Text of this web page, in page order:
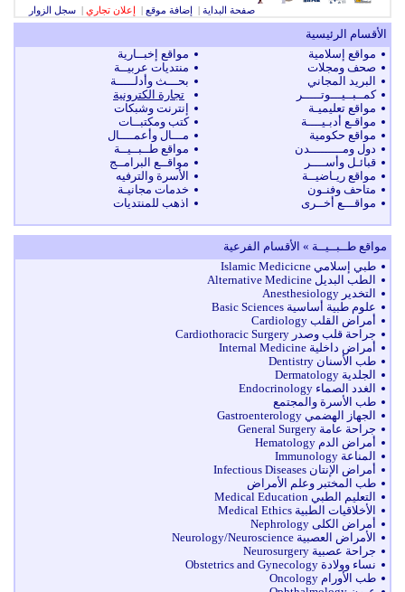
صفحة البداية | إضافة موقع | إعلان تجاري | سجل الزوار
الأقسام الرئيسية
مواقع إسلامية
صحف ومجلات
البريد المجاني
كمــبــيـــوتـــــر
مواقع تعليميـة
مواقـع أدبـيــــة
مواقع حكومية
دول ومـــــــــدن
قبائـل وأســــر
مواقع ريـاضيــة
متاحف وفنـون
مواقـــع أخــرى
مواقع إخبــارية
منتديات عربيــة
بحـــث وأدلـــــة
تجارة الكترونية
إنترنت وشبكات
كتب ومكتبــات
مـــال وأعمــــال
مواقع طــبــيــة
مواقــع البرامــج
الأسرة والترفيه
خدمات مجانيـة
اذهب للمنتديات
مواقع طــبــيــة » الأقسام الفرعية
طبي إسلامي Islamic Medicicne
الطب البديل Alternative Medicine
التخدير Anesthesiology
علوم طبية أساسية Basic Sciences
أمراض القلب Cardiology
جراحة قلب وصدر Cardiothoracic Surgery
أمراض داخلية Internal Medicine
طب الأسنان Dentistry
الجلدية Dermatology
الغدد الصماء Endocrinology
طب الأسرة والمجتمع
الجهاز الهضمي Gastroenterology
جراحة عامة General Surgery
أمراض الدم Hematology
المناعة Immunology
أمراض الإنتان Infectious Diseases
طب المختبر وعلم الأمراض
التعليم الطبي Medical Education
الأخلاقيات الطبية Medical Ethics
أمراض الكلى Nephrology
الأمراض العصبية Neurology/Neuroscience
جراحة عصبية Neurosurgery
نساء وولادة Obstetrics and Gynecology
طب الأورام Oncology